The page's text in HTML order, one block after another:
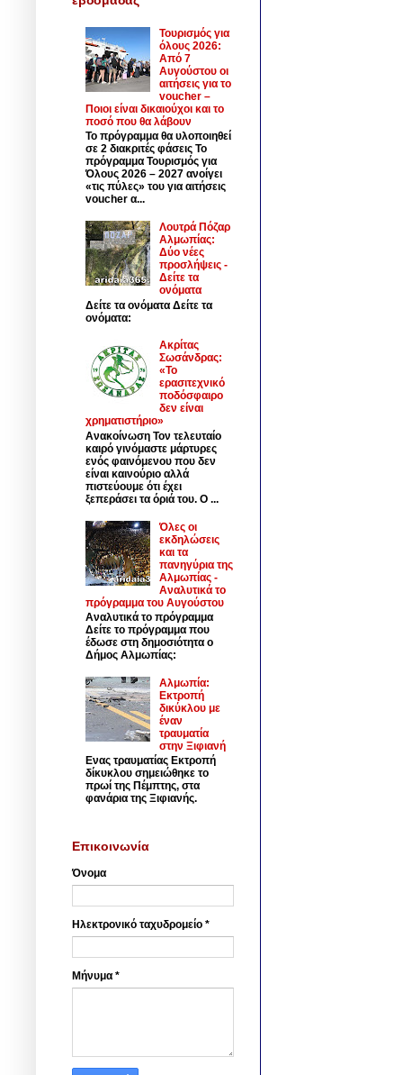
Τουρισμός για
όλους 2026:
Από 7
Αυγούστου οι
αιτήσεις για το
voucher –
Ποιοι είναι δικαιούχοι και το
ποσό που θα λάβουν
Το πρόγραμμα θα υλοποιηθεί
σε 2 διακριτές φάσεις Το
πρόγραμμα Τουρισμός για
Όλους 2026 – 2027 ανοίγει
«τις πύλες» του για αιτήσεις
voucher α...
Λουτρά Πόζαρ
Αλμωπίας:
Δύο νέες
προσλήψεις -
Δείτε τα
ονόματα
Δείτε τα ονόματα Δείτε τα
ονόματα:
Ακρίτας
Σωσάνδρας:
«Το
ερασιτεχνικό
ποδόσφαιρο
δεν είναι
χρηματιστήριο»
Ανακοίνωση Τον τελευταίο
καιρό γινόμαστε μάρτυρες
ενός φαινόμενου που δεν
είναι καινούριο αλλά
πιστεύουμε ότι έχει
ξεπεράσει τα όριά του. Ο ...
Όλες οι
εκδηλώσεις
και τα
πανηγύρια της
Αλμωπίας -
Αναλυτικά το
πρόγραμμα του Αυγούστου
Αναλυτικά το πρόγραμμα
Δείτε το πρόγραμμα που
έδωσε στη δημοσιότητα ο
Δήμος Αλμωπίας:
Αλμωπία:
Εκτροπή
δικύκλου με
έναν
τραυματία
στην Ξιφιανή
Ενας τραυματίας Εκτροπή
δίκυκλου σημειώθηκε το
πρωί της Πέμπτης, στα
φανάρια της Ξιφιανής.
Επικοινωνία
Όνομα
Ηλεκτρονικό ταχυδρομείο *
Μήνυμα *